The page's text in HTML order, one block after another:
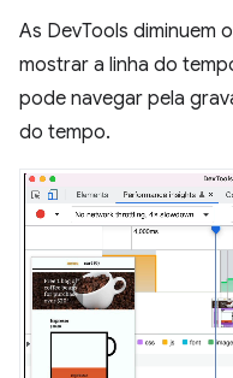
As DevTools diminuem
mostrar a linha do
pode navegar pela
do tempo.